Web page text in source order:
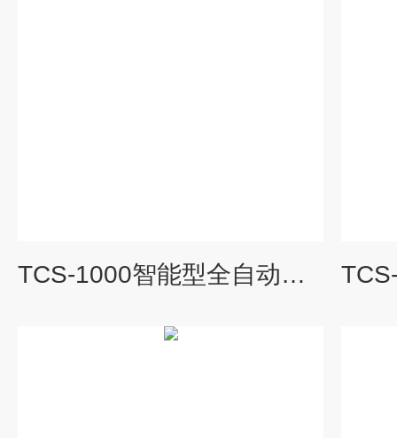
TCS-1000智能型全自动清洗悬浮物传感器